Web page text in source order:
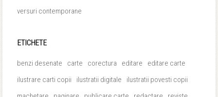
versuri contemporane
ETICHETE
benzi desenate carte corectura editare
editare carte
ilustrare carti copii
ilustratii digitale
ilustratii povesti copii